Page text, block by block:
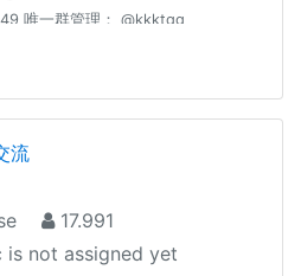
唯一群管理： @kkktgg
流
17.991
is not assigned yet